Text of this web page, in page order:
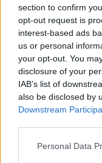
section to confirm
opt-out request is
interest-based ads
us or personal
your opt-out. You
disclosure of your
IAB’s list of
also be disclosed by
Downstream
Personal Data
špatně
7.7.2026 | PRAHA (
Diskuse: 2
chybám a špatně
prostředí letos
sloužit jako efektivní